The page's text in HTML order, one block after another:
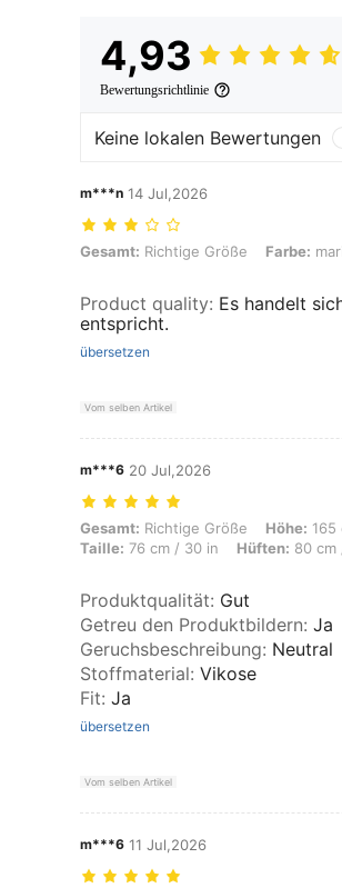
4,93
Bewertungsrichtlinie
Keine lokalen Bewertungen
m***n 14 Jul,2026
Gesamt: Richtige Größe, Farbe:
Gesamt: Richtige Größe Farbe:
Product quality: Es handelt
entspricht.
übersetzen
Vom selben Artikel
m***6 20 Jul,2026
Gesamt: Richtige Größe, Höhe: 165 cm /
Gesamt: Richtige Größe Höhe: 165
Taille: 76 cm / 30 in Hüften: 80 cm
Produktqualität: Gut
Getreu den Produktbildern: Ja
Geruchsbeschreibung: Neutral
Stoffmaterial: Vikose
Fit: Ja
übersetzen
Vom selben Artikel
m***6 11 Jul,2026